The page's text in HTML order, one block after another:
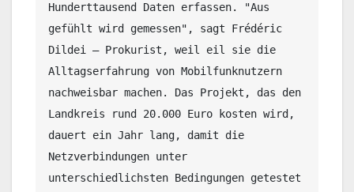
Hunderttausend Daten erfassen. "Aus
gefühlt wird gemessen", sagt Frédéric
Dildei – Prokurist, weil eil sie die
Alltagserfahrung von Mobilfunknutzern
nachweisbar machen. Das Projekt, das den
Landkreis rund 20.000 Euro kosten wird,
dauert ein Jahr lang, damit die
Netzverbindungen unter
unterschiedlichsten Bedingungen getestet